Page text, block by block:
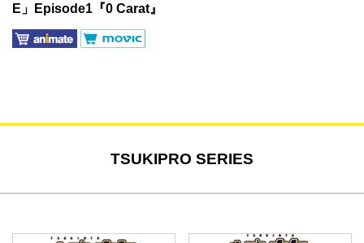
E」Episode1『0 Carat』
TSUKIPRO SERIES